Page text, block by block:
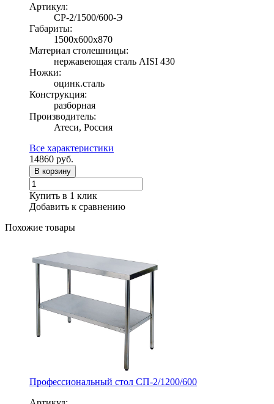
Артикул:
СР-2/1500/600-Э
Габариты:
1500х600х870
Материал столешницы:
нержавеющая сталь AISI 430
Ножки:
оцинк.сталь
Конструкция:
разборная
Производитель:
Атеси, Россия
Все характеристики
14860 руб.
В корзину
Купить в 1 клик
Добавить к сравнению
Похожие товары
Профессиональный стол СП-2/1200/600